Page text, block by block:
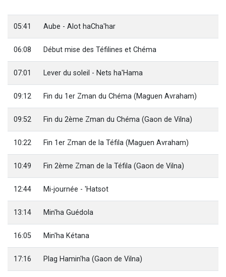
2 nouvelles musiques dans Torah-Box Music
8 personnes viennent de faire un don pour Tsédaka : pauvres d'Israel
05:41 Aube - Alot haCha'har
06:08 Début mise des Téfilines et Chéma
07:01 Lever du soleil - Nets ha'Hama
09:12 Fin du 1er Zman du Chéma (Maguen Avraham)
09:52 Fin du 2ème Zman du Chéma (Gaon de Vilna)
10:22 Fin 1er Zman de la Téfila (Maguen Avraham)
10:49 Fin 2ème Zman de la Téfila (Gaon de Vilna)
12:44 Mi-journée - 'Hatsot
13:14 Min'ha Guédola
16:05 Min'ha Kétana
17:16 Plag Hamin'ha (Gaon de Vilna)